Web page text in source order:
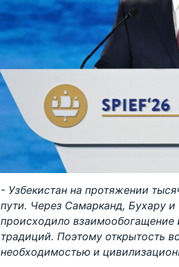
- Узбекистан на протяжении
пути. Через Самарканд, Бухару
происходило взаимообогащение
традиций. Поэтому открытость
необходимостью и